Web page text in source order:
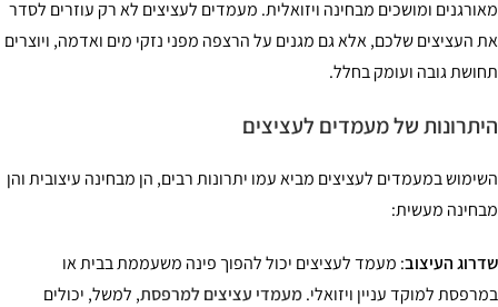
ומושכים מבחינה ויזואלית. מעמדים לעציצים לא רק עוזרים לסדר
העציצים שלכם, אלא גם מגנים על הרצפה מפני נזקי מים ואדמה, ויוצרים
גובה ועומק בחלל.
של מעמדים לעציצים
במעמדים לעציצים מביא עמו יתרונות רבים, הן מבחינה עיצובית והן
מעשית:
העיצוב: מעמד לעציצים יכול להפוך פינה משעממת בבית או
למוקד עניין ויזואלי.מעמדי עציצים למרפסת, למשל, יכולים